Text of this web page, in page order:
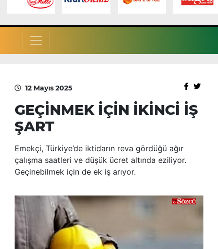
12 Mayıs 2025
GEÇİNMEK İÇİN İKİNCİ İŞ
ŞART
Emekçi, Türkiye’de iktidarın reva gördüğü ağır
çalışma saatleri ve düşük ücret altında eziliyor.
Geçinebilmek için de ek iş arıyor.